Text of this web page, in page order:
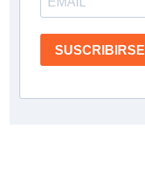
SUSCRIBIRSE